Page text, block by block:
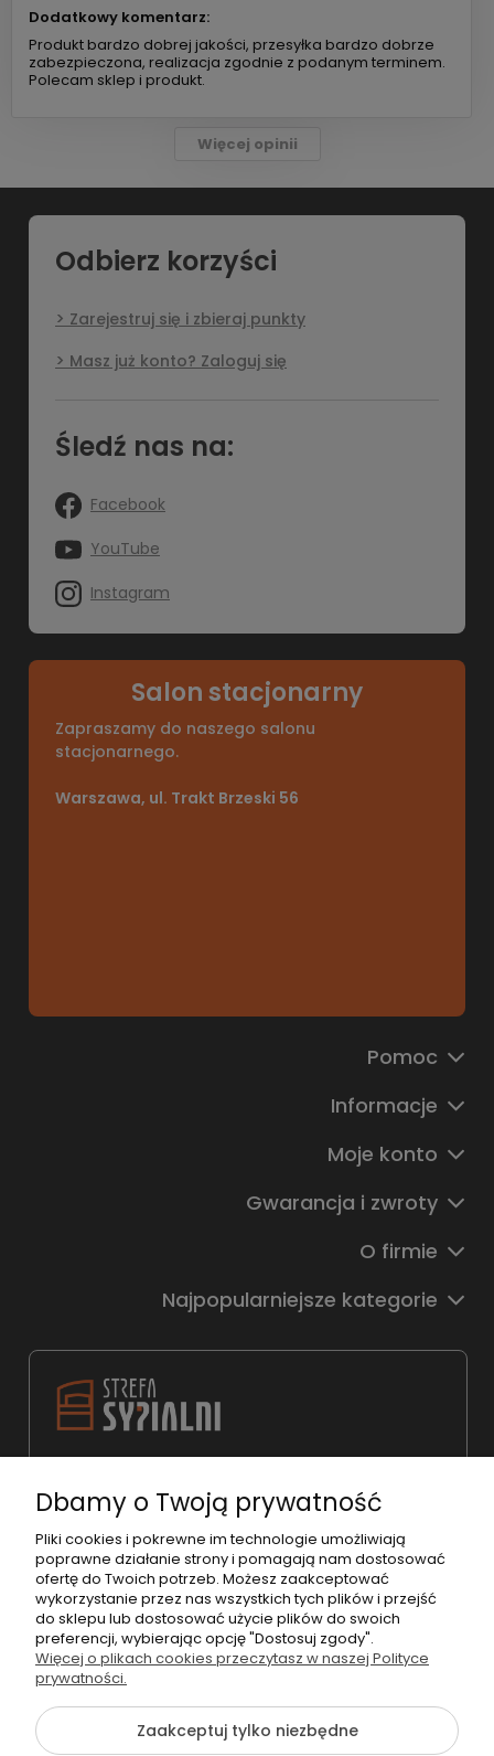
Dodatkowy komentarz:
Produkt bardzo dobrej jakości, przesyłka bardzo dobrze
zabezpieczona, realizacja zgodnie z podanym terminem.
Polecam sklep i produkt.
Więcej opinii
Odbierz korzyści
Zarejestruj się i zbieraj punkty
Masz już konto? Zaloguj się
Śledź nas na:
Facebook
YouTube
Instagram
Salon stacjonarny
Zapraszamy do naszego salonu
stacjonarnego.
Warszawa, ul. Trakt Brzeski 56
Pomoc
Informacje
Moje konto
Gwarancja i zwroty
O firmie
Najpopularniejsze kategorie
shop@strefasypialni.pl
Pon. - Pt. 11:00 - 19:00
Sob.
10:00 - 15:00
Dbamy o Twoją prywatność
Pliki cookies i pokrewne im technologie umożliwiają
poprawne działanie strony i pomagają nam dostosować
ofertę do Twoich potrzeb. Możesz zaakceptować
wykorzystanie przez nas wszystkich tych plików i przejść
do sklepu lub dostosować użycie plików do swoich
preferencji, wybierając opcję "Dostosuj zgody".
Więcej o plikach cookies przeczytasz w naszej Polityce
prywatności.
Zaakceptuj tylko niezbędne